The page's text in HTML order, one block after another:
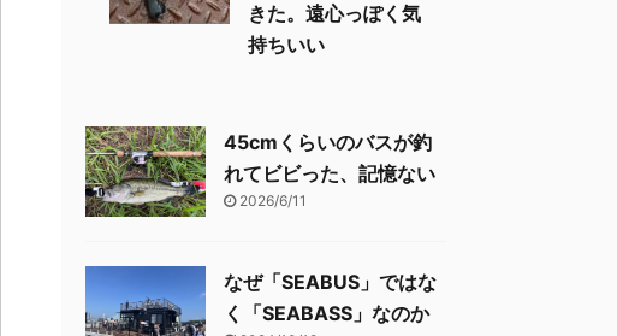
きた。遠心っぽく気
持ちいい
45cmくらいのバスが釣
れてビビった、記憶ない
2026/6/11
なぜ「SEABUS」ではな
く「SEABASS」なのか